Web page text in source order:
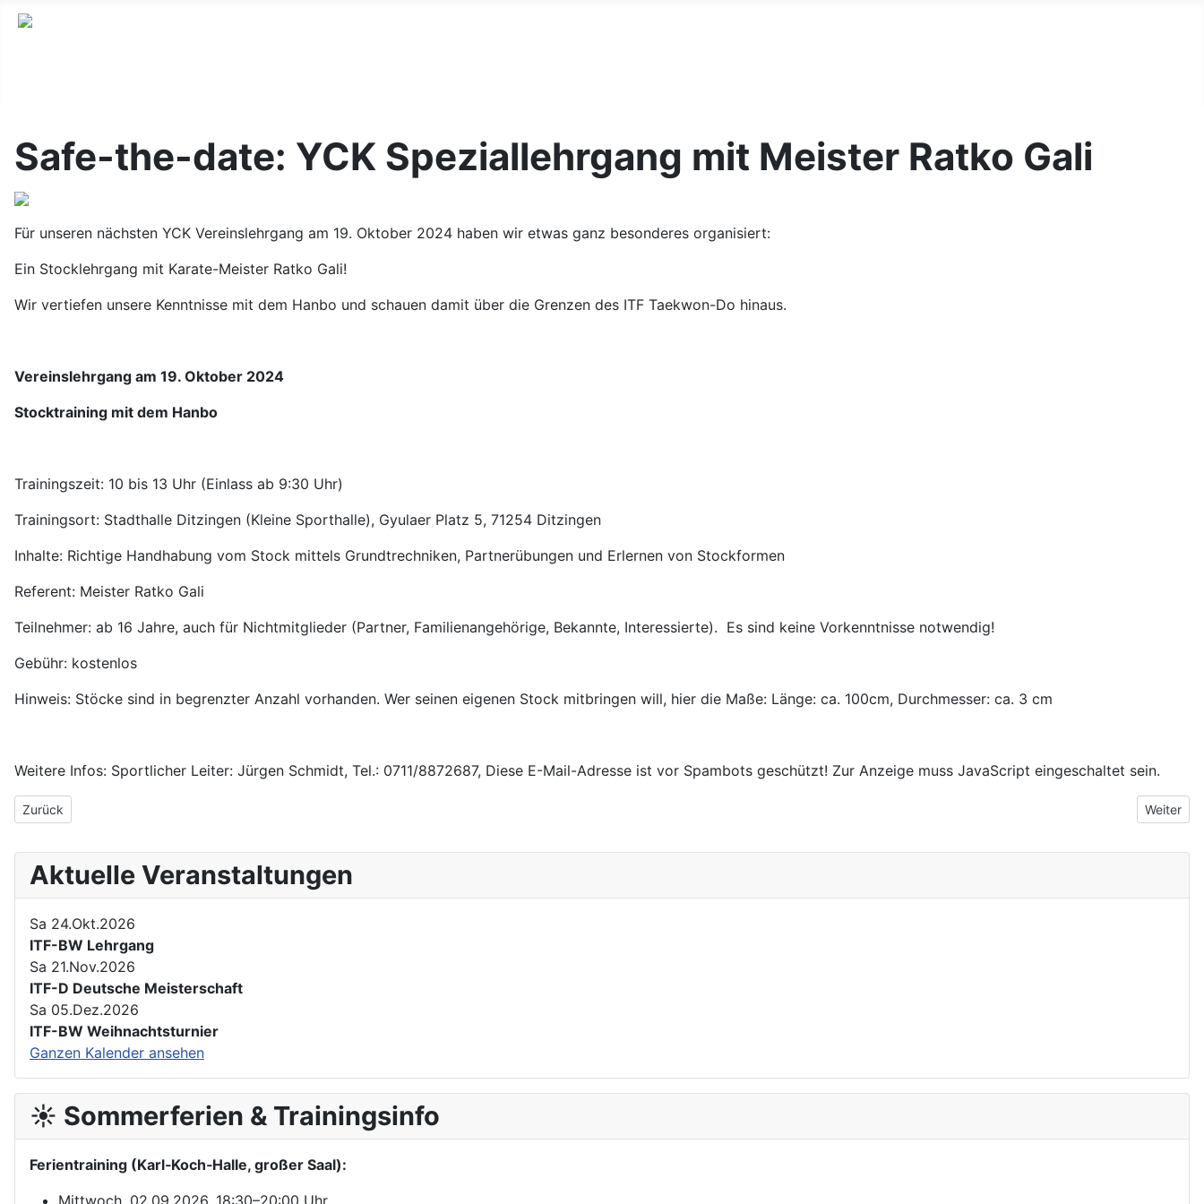
Safe-the-date: YCK Speziallehrgang mit Meister Ratko Gali
Für unseren nächsten YCK Vereinslehrgang am 19. Oktober 2024 haben wir etwas ganz besonderes organisiert:
Ein Stocklehrgang mit Karate-Meister Ratko Gali!
Wir vertiefen unsere Kenntnisse mit dem Hanbo und schauen damit über die Grenzen des ITF Taekwon-Do hinaus.
Vereinslehrgang am 19. Oktober 2024
Stocktraining mit dem Hanbo
Trainingszeit: 10 bis 13 Uhr (Einlass ab 9:30 Uhr)
Trainingsort: Stadthalle Ditzingen (Kleine Sporthalle), Gyulaer Platz 5, 71254 Ditzingen
Inhalte: Richtige Handhabung vom Stock mittels Grundtrechniken, Partnerübungen und Erlernen von Stockformen
Referent: Meister Ratko Gali
Teilnehmer: ab 16 Jahre, auch für Nichtmitglieder (Partner, Familienangehörige, Bekannte, Interessierte). Es sind keine Vorkenntnisse notwendig!
Gebühr: kostenlos
Hinweis: Stöcke sind in begrenzter Anzahl vorhanden. Wer seinen eigenen Stock mitbringen will, hier die Maße: Länge: ca. 100cm, Durchmesser: ca. 3 cm
Weitere Infos: Sportlicher Leiter: Jürgen Schmidt, Tel.: 0711/8872687, Diese E-Mail-Adresse ist vor Spambots geschützt! Zur Anzeige muss JavaScript eingeschaltet sein.
Vorheriger Beitrag: Speziallehrgang mit Karate-Meister Ratko Gali
Zurück Nächster
Weiter
Aktuelle Veranstaltungen
Sa 24.Okt.2026
ITF-BW Lehrgang
Sa 21.Nov.2026
ITF-D Deutsche Meisterschaft
Sa 05.Dez.2026
ITF-BW Weihnachtsturnier
Ganzen Kalender ansehen
☀️ Sommerferien & Trainingsinfo
Ferientraining (Karl‑Koch‑Halle, großer Saal):